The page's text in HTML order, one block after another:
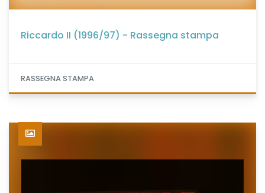
Riccardo II (1996/97) - Rassegna stampa
RASSEGNA STAMPA